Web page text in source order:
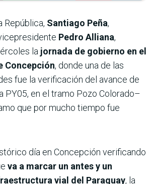
República, Santiago Peña,
Pedro Alliana,
la jornada de gobierno en el
Concepción, donde una de las
fue la verificación del avance de
PY05, en el tramo Pozo Colorado–
que por mucho tiempo fue
día en Concepción verificando
va a marcar un antes y un
vial del Paraguay, la